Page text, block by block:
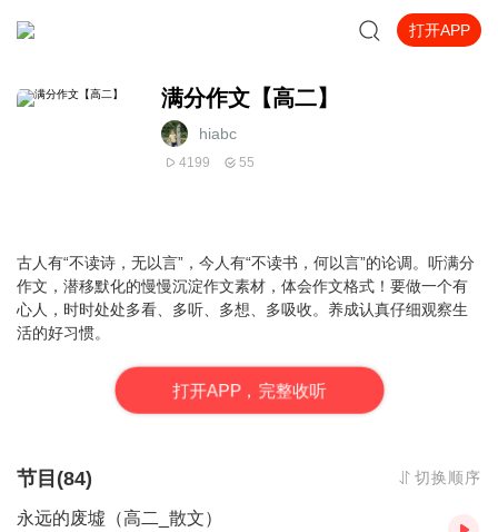
打开APP
满分作文【高二】
hiabc
4199 55
古人有“不读诗，无以言”，今人有“不读书，何以言”的论调。 听满分
作文，潜移默化的慢慢沉淀作文素材，体会作文格式！ 要做一个有
心人，时时处处多看、多听、多想、多吸收。养成认真仔细观察生
活的好习惯。
打开APP，完整收听
节目(84) 切换顺序
永远的废墟（高二_散文）